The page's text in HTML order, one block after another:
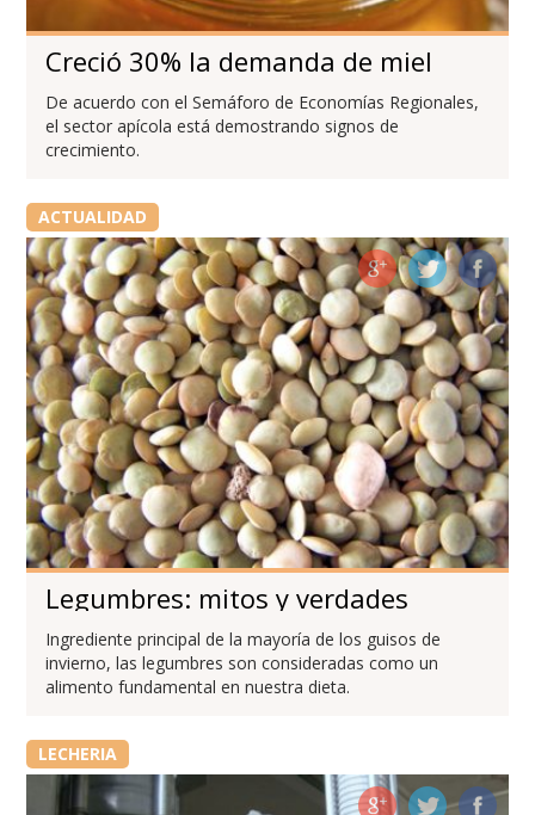
Creció 30% la demanda de miel
De acuerdo con el Semáforo de Economías Regionales,
el sector apícola está demostrando signos de
crecimiento.
ACTUALIDAD
Legumbres: mitos y verdades
Ingrediente principal de la mayoría de los guisos de
invierno, las legumbres son consideradas como un
alimento fundamental en nuestra dieta.
LECHERIA